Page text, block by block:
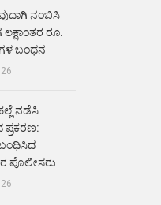
ನಂಬಿಸಿ
ರೂ.
ಬಂಧನ
ನಡೆಸಿ
ಪೊಲೀಸರು